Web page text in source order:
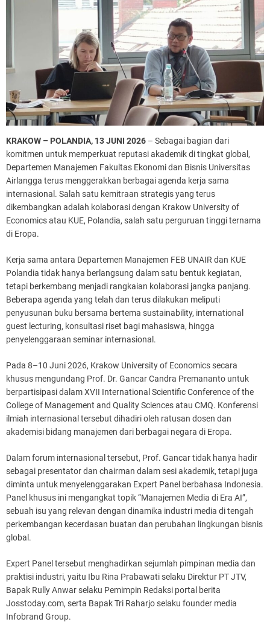
KRAKOW – POLANDIA, 13 JUNI 2026 – Sebagai bagian dari
komitmen untuk memperkuat reputasi akademik di tingkat global,
Departemen Manajemen Fakultas Ekonomi dan Bisnis Universitas
Airlangga terus menggerakkan berbagai agenda kerja sama
internasional. Salah satu kemitraan strategis yang terus
dikembangkan adalah kolaborasi dengan Krakow University of
Economics atau KUE, Polandia, salah satu perguruan tinggi ternama
di Eropa.
Kerja sama antara Departemen Manajemen FEB UNAIR dan KUE
Polandia tidak hanya berlangsung dalam satu bentuk kegiatan,
tetapi berkembang menjadi rangkaian kolaborasi jangka panjang.
Beberapa agenda yang telah dan terus dilakukan meliputi
penyusunan buku bersama bertema sustainability, international
guest lecturing, konsultasi riset bagi mahasiswa, hingga
penyelenggaraan seminar internasional.
Pada 8–10 Juni 2026, Krakow University of Economics secara
khusus mengundang Prof. Dr. Gancar Candra Premananto untuk
berpartisipasi dalam XVII International Scientific Conference of the
College of Management and Quality Sciences atau CMQ. Konferensi
ilmiah internasional tersebut dihadiri oleh ratusan dosen dan
akademisi bidang manajemen dari berbagai negara di Eropa.
Dalam forum internasional tersebut, Prof. Gancar tidak hanya hadir
sebagai presentator dan chairman dalam sesi akademik, tetapi juga
diminta untuk menyelenggarakan Expert Panel berbahasa Indonesia.
Panel khusus ini mengangkat topik “Manajemen Media di Era AI”,
sebuah isu yang relevan dengan dinamika industri media di tengah
perkembangan kecerdasan buatan dan perubahan lingkungan bisnis
global.
Expert Panel tersebut menghadirkan sejumlah pimpinan media dan
praktisi industri, yaitu Ibu Rina Prabawati selaku Direktur PT JTV,
Bapak Rully Anwar selaku Pemimpin Redaksi portal berita
Josstoday.com, serta Bapak Tri Raharjo selaku founder media
Infobrand Group.